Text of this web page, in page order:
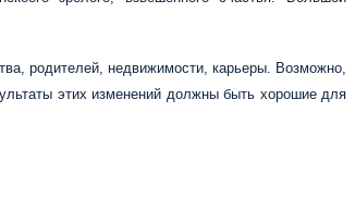
родителей, недвижимости, карьеры. Возможно,
этих изменений должны быть хорошие для